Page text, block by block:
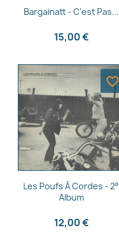
Aperçu rapide
Bargainatt - C'est Pas...
15,00 €
Aperçu rapide
Les Poufs À Cordes - 2°
Album
12,00 €
favorite_border